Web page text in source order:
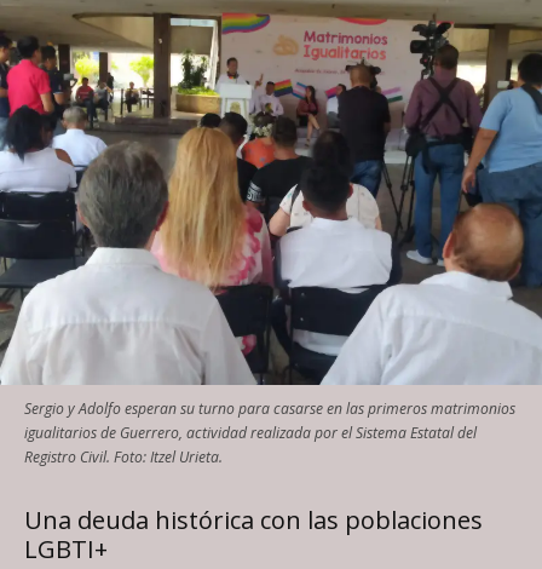
Sergio y Adolfo esperan su turno para casarse en las primeros matrimonios
igualitarios de Guerrero, actividad realizada por el Sistema Estatal del
Registro Civil. Foto: Itzel Urieta.
Una deuda histórica con las poblaciones
LGBTI+